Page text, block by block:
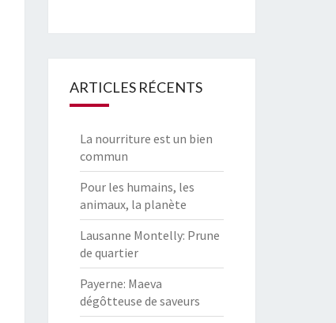
ARTICLES RÉCENTS
La nourriture est un bien
commun
Pour les humains, les
animaux, la planète
Lausanne Montelly: Prune
de quartier
Payerne: Maeva
dégôtteuse de saveurs